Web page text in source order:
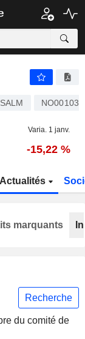
SALM
Varia. 1 janv.
-15,22 %
Actualités
Recherche
du comité de
marquants